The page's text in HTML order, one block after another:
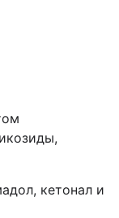
кетонал и